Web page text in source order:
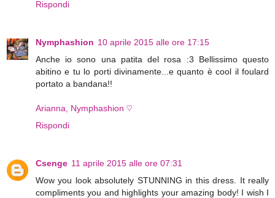
Rispondi
Nymphashion 10 aprile 2015 alle ore 17:15
Anche io sono una patita del rosa :3 Bellissimo questo
abitino e tu lo porti divinamente...e quanto è cool il foulard
portato a bandana!!
Arianna, Nymphashion ♡
Rispondi
Csenge 11 aprile 2015 alle ore 07:31
Wow you look absolutely STUNNING in this dress. It really
compliments you and highlights your amazing body! I wish I